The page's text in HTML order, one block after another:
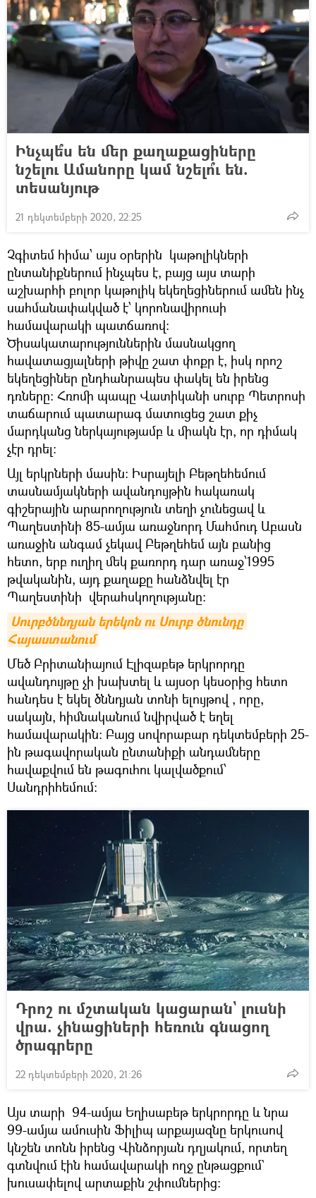
Ինչպե՞ս են մեր քաղաքացիները
նշելու Ամանորը կամ նշելո՞ւ են.
տեսանյութ
21 դեկտեմբերի 2020, 22:25
​Չգիտեմ հիմա՝ այս օրերին կաթոլիկների
ընտանիքներում ինչպես է, բայց այս տարի
աշխարհի բոլոր կաթոլիկ եկեղեցիներում ամեն ինչ
սահմանափակված է՝ կորոնավիրուսի
համավարակի պատճառով։
Ծիսակատարություններին մասնակցող
հավատացյալների թիվը շատ փոքր է, իսկ որոշ
եկեղեցիներ ընդհանրապես փակել են իրենց
դռները։ Հռոմի պապը Վատիկանի սուրբ Պետրոսի
տաճարում պատարագ մատուցեց շատ քիչ
մարդկանց ներկայությամբ և միակն էր, որ դիմակ
չէր դրել։
Այլ երկրների մասին։ Իսրայելի Բեթղեհեմում
տասնամյակների ավանդույթին հակառակ
գիշերային արարողություն տեղի չունեցավ և
Պաղեստինի 85-ամյա առաջնորդ Մահմուդ Աբասն
առաջին անգամ չեկավ Բեթղեհեմ այն բանից
հետո, երբ ուղիղ մեկ քառորդ դար առաջ՝1995
թվականին, այդ քաղաքը հանձնվել էր
Պաղեստինի վերահսկողությանը։
Սուրբծննդյան երեկոն ու Սուրբ ծնունդը
Հայաստանում
​Մեծ Բրիտանիայում Էլիզաբեթ երկրորդը
ավանդույթը չի խախտել և այսօր կեսօրից հետո
հանդես է եկել ծննդյան տոնի ելույթով , որը,
սակայն, հիմնականում նվիրված է եղել
համավարակին։ Բայց սովորաբար դեկտեմբերի 25-
ին թագավորական ընտանիքի անդամները
հավաքվում են թագուհու կալվածքում՝
Սանդրիհեմում։
Դրոշ ու մշտական կացարան` լուսնի
վրա. չինացիների հեռուն գնացող
ծրագրերը
22 դեկտեմբերի 2020, 21:26
Այս տարի 94-ամյա Եղիսաբեթ երկրորդը և նրա
99-ամյա ամուսին Ֆիլիպ արքայազնը երկուսով
կնշեն տոնն իրենց Վինձորյան դղյակում, որտեղ
գտնվում էին համավարակի ողջ ընթացքում`
խուսափելով արտաքին շփումներից։